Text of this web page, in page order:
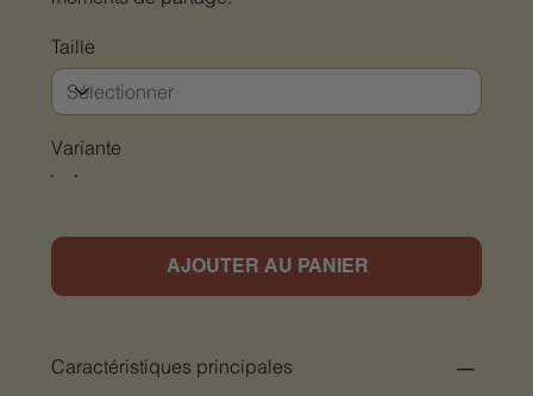
Taille
Variante
AJOUTER AU PANIER
Caractéristiques principales